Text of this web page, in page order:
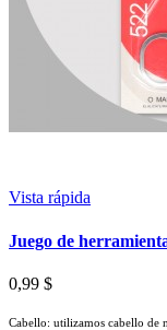
Vista rápida
Juego de
0,99 $
Cabello: utilizamos cabello de